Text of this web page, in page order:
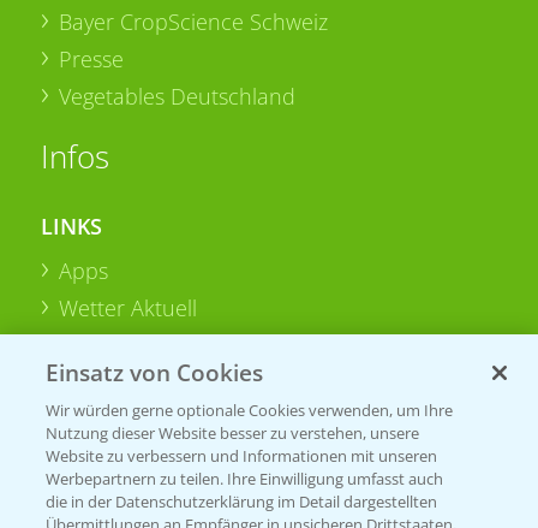
Bayer CropScience Schweiz
Presse
Vegetables Deutschland
Infos
LINKS
Apps
Wetter Aktuell
BROSCHÜREN
Ackerbau
Saatgut
Sonderkulturen
Einsatz von Cookies
Wir würden gerne optionale Cookies verwenden, um Ihre
Nutzung dieser Website besser zu verstehen, unsere
Website zu verbessern und Informationen mit unseren
Werbepartnern zu teilen. Ihre Einwilligung umfasst auch
die in der Datenschutzerklärung im Detail dargestellten